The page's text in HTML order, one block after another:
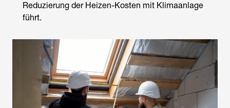
Reduzierung der Heizen-Kosten mit Klimaanlage
führt.